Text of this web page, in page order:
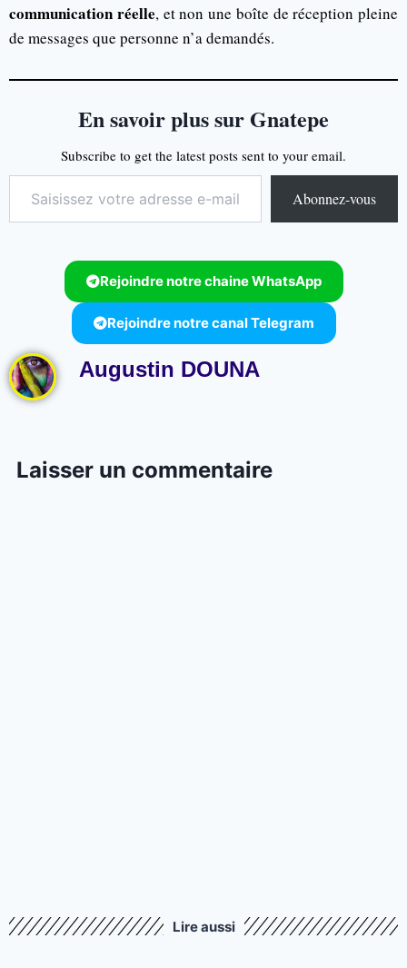
communication réelle, et non une boîte de réception pleine
de messages que personne n’a demandés.
En savoir plus sur Gnatepe
Subscribe to get the latest posts sent to your email.
Abonnez-vous
Rejoindre notre chaine WhatsApp
Rejoindre notre canal Telegram
Augustin DOUNA
Laisser un commentaire
Lire aussi